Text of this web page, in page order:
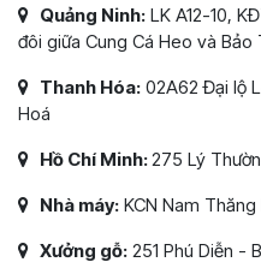
Quảng Ninh: LK A12-10,
đôi giữa Cung Cá Heo và Bảo
Thanh Hóa: 02A62 Đại lộ
Hoá
Hồ Chí Minh:275 Lý
Nhà máy: KCN Nam
Xưởng gỗ: 251 Phú Diễn -